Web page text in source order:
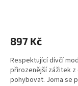
897 Kč
Respektující dívčí
přirozenější zážitek z
pohybovat. Joma se